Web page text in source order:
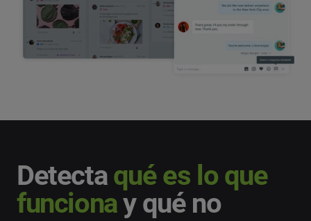
Detectaqué es lo que
funcionay qué no